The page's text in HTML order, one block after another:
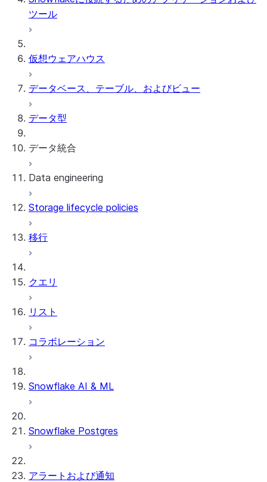
ツール
仮想ウェアハウス
データベース、テーブル、およびビュー
データ型
データ統合
Snowflake Openflow
Apache Iceberg™
Data engineering
データのロード
DCM Projects
Snowflakeでのdbtプロジェクト
Storage lifecycle policies
移行
クエリ
リスト
コラボレーション
Snowflake AI & ML
Snowflake Postgres
アラートおよび通知